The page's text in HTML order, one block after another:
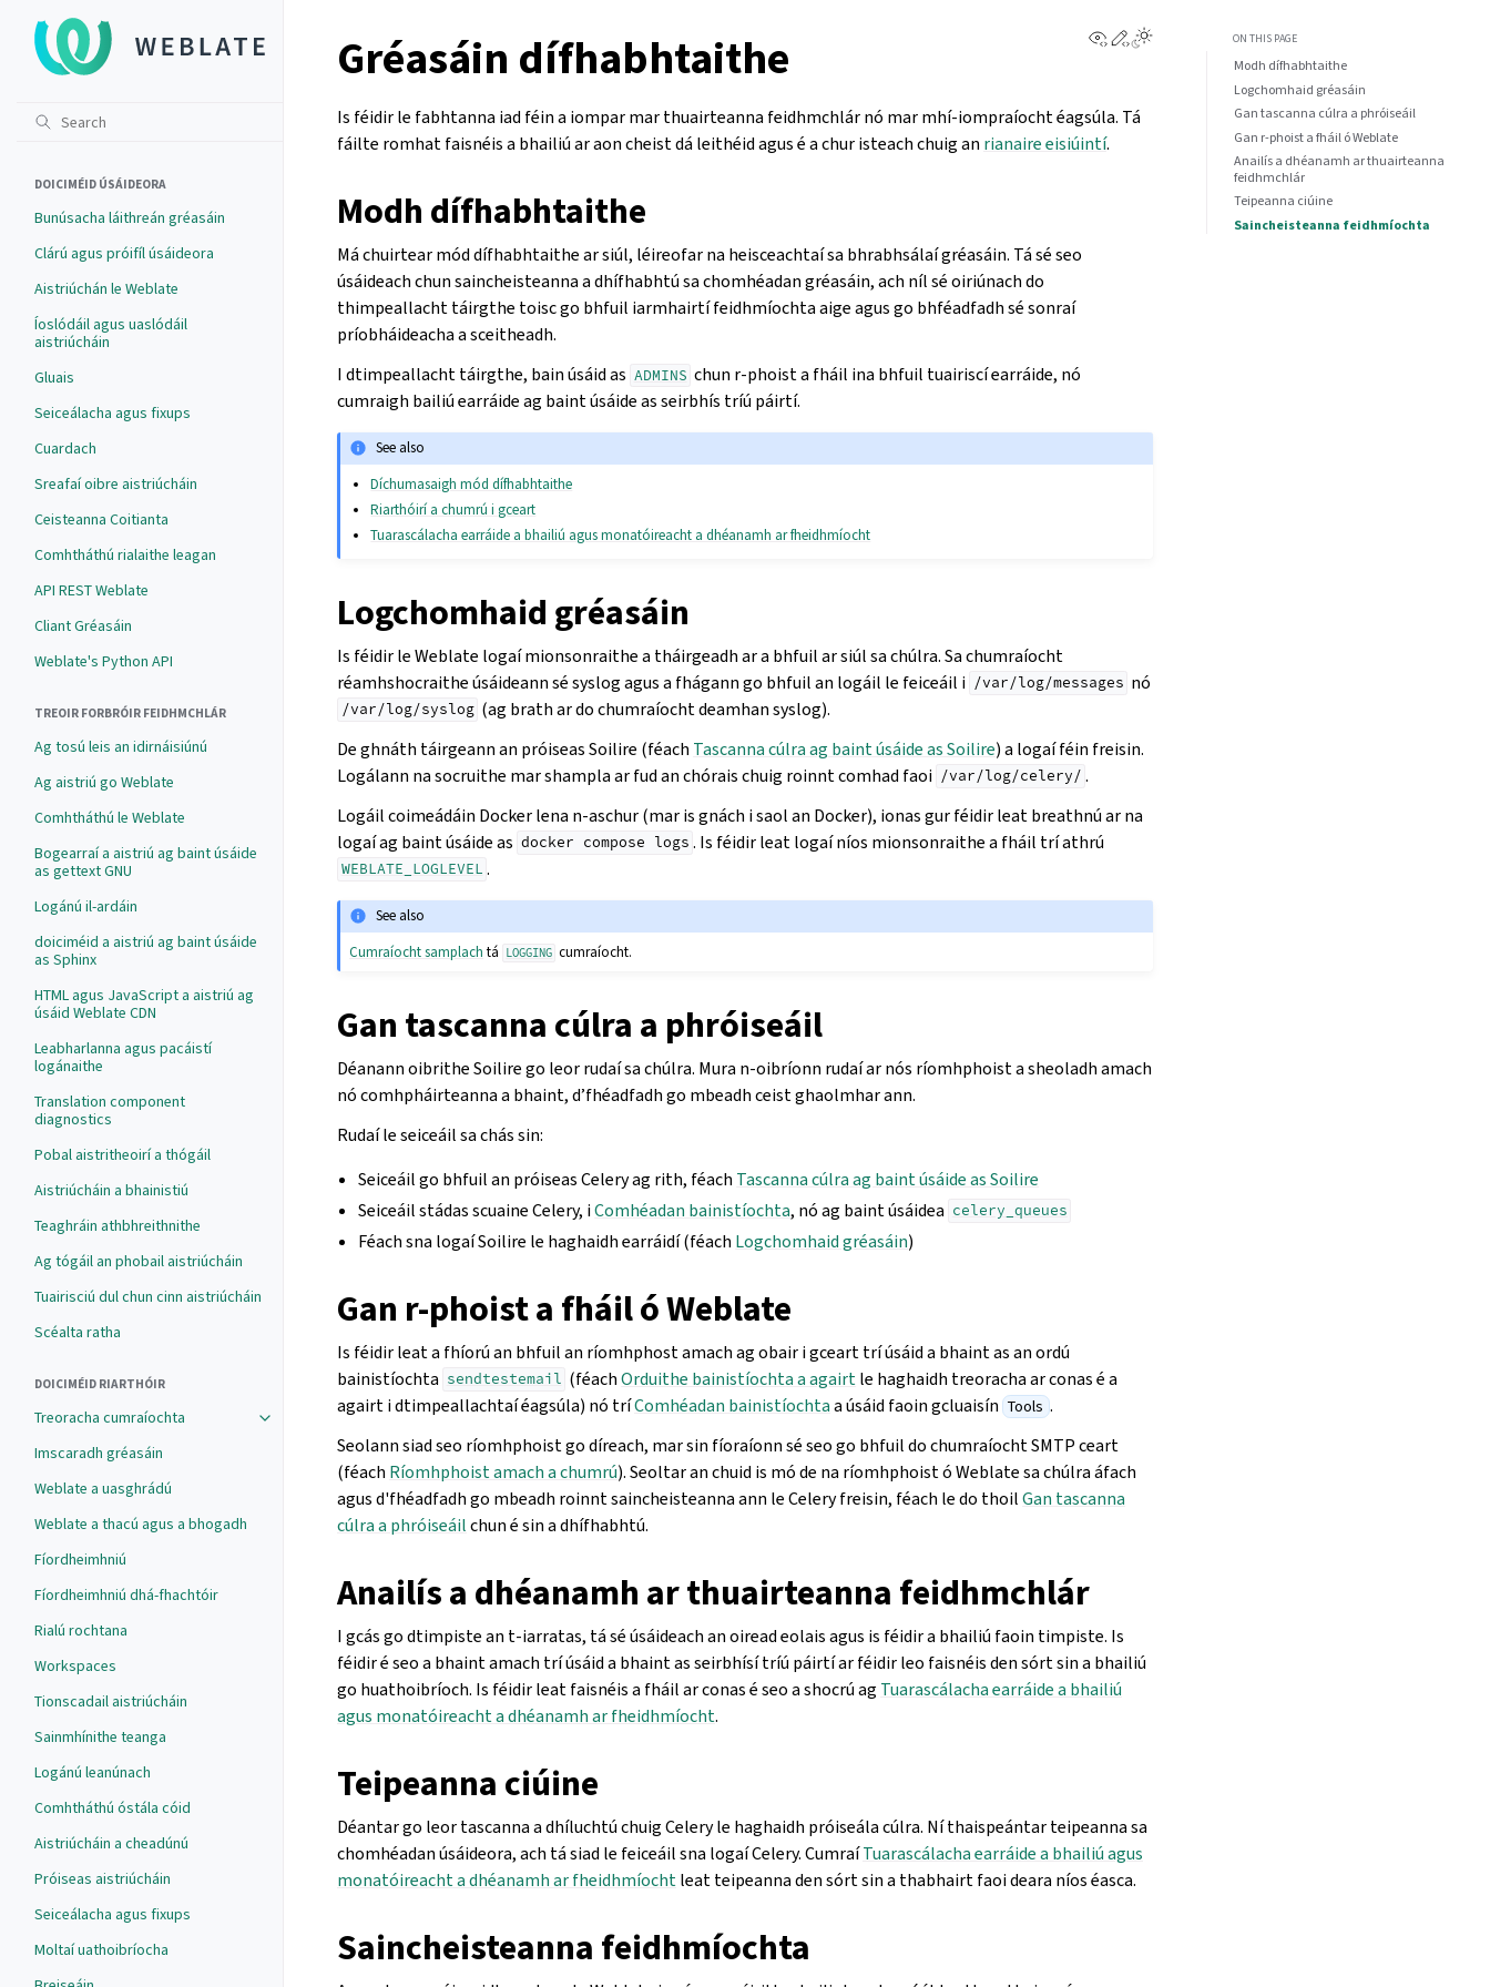
DOICIMÉID ÚSÁIDEORA
Bunúsacha láithreán gréasáin
Clárú agus próifíl úsáideora
Aistriúchán le Weblate
Íoslódáil agus uaslódáil
aistriúcháin
Gluais
Seiceálacha agus fixups
Cuardach
Sreafaí oibre aistriúcháin
Ceisteanna Coitianta
Comhtháthú rialaithe leagan
API REST Weblate
Cliant Gréasáin
Weblate's Python API
TREOIR FORBRÓIR FEIDHMCHLÁR
Ag tosú leis an idirnáisiúnú
Ag aistriú go Weblate
Comhtháthú le Weblate
Bogearraí a aistriú ag baint úsáide
as gettext GNU
Logánú il-ardáin
doiciméid a aistriú ag baint úsáide
as Sphinx
HTML agus JavaScript a aistriú ag
úsáid Weblate CDN
Leabharlanna agus pacáistí
logánaithe
Translation component
diagnostics
Pobal aistritheoirí a thógáil
Aistriúcháin a bhainistiú
Teaghráin athbhreithnithe
Ag tógáil an phobail aistriúcháin
Tuairisciú dul chun cinn aistriúcháin
Scéalta ratha
DOICIMÉID RIARTHÓIR
Treoracha cumraíochta
Imscaradh gréasáin
Weblate a uasghrádú
Weblate a thacú agus a bhogadh
Fíordheimhniú
Fíordheimhniú dhá-fhachtóir
Rialú rochtana
Workspaces
Tionscadail aistriúcháin
Sainmhínithe teanga
Logánú leanúnach
Comhtháthú óstála cóid
Aistriúcháin a cheadúnú
Próiseas aistriúcháin
Seiceálacha agus fixups
Moltaí uathoibríocha
View this page
Edit this page
Gréasáin dífhabhtaithe
Is féidir le fabhtanna iad féin a iompar mar thuairteanna feidhmchlár nó mar mhí-iompraíocht éagsúla. Tá
fáilte romhat faisnéis a bhailiú ar aon cheist dá leithéid agus é a chur isteach chuig an rianaire eisiúintí.
Modh dífhabhtaithe
Má chuirtear mód dífhabhtaithe ar siúl, léireofar na heisceachtaí sa bhrabhsálaí gréasáin. Tá sé seo
úsáideach chun saincheisteanna a dhífhabhtú sa chomhéadan gréasáin, ach níl sé oiriúnach do
thimpeallacht táirgthe toisc go bhfuil iarmhairtí feidhmíochta aige agus go bhféadfadh sé sonraí
príobháideacha a sceitheadh.
I dtimpeallacht táirgthe, bain úsáid as ADMINS chun r-phoist a fháil ina bhfuil tuairiscí earráide, nó
cumraigh bailiú earráide ag baint úsáide as seirbhís tríú páirtí.
See also
Díchumasaigh mód dífhabhtaithe
Riarthóirí a chumrú i gceart
Tuarascálacha earráide a bhailiú agus monatóireacht a dhéanamh ar fheidhmíocht
Logchomhaid gréasáin
Is féidir le Weblate logaí mionsonraithe a tháirgeadh ar a bhfuil ar siúl sa chúlra. Sa chumraíocht
réamhshocraithe úsáideann sé syslog agus a fhágann go bhfuil an logáil le feiceáil i /var/log/messages nó
/var/log/syslog (ag brath ar do chumraíocht deamhan syslog).
De ghnáth táirgeann an próiseas Soilire (féach Tascanna cúlra ag baint úsáide as Soilire) a logaí féin freisin.
Logálann na socruithe mar shampla ar fud an chórais chuig roinnt comhad faoi /var/log/celery/ .
Logáil coimeádáin Docker lena n-aschur (mar is gnách i saol an Docker), ionas gur féidir leat breathnú ar na
logaí ag baint úsáide as docker compose logs . Is féidir leat logaí níos mionsonraithe a fháil trí athrú
WEBLATE_LOGLEVEL .
See also
Cumraíocht samplach tá LOGGING cumraíocht.
Gan tascanna cúlra a phróiseáil
Déanann oibrithe Soilire go leor rudaí sa chúlra. Mura n-oibríonn rudaí ar nós ríomhphoist a sheoladh amach
nó comhpháirteanna a bhaint, d’fhéadfadh go mbeadh ceist ghaolmhar ann.
Rudaí le seiceáil sa chás sin:
Seiceáil go bhfuil an próiseas Celery ag rith, féach Tascanna cúlra ag baint úsáide as Soilire
Seiceáil stádas scuaine Celery, iComhéadan bainistíochta, nó ag baint úsáidea celery_queues
Féach sna logaí Soilire le haghaidh earráidí (féach Logchomhaid gréasáin)
Gan r-phoist a fháil ó Weblate
Is féidir leat a fhíorú an bhfuil an ríomhphost amach ag obair i gceart trí úsáid a bhaint as an ordú
bainistíochta sendtestemail (féachOrduithe bainistíochta a agairtle haghaidh treoracha ar conas é a
agairt i dtimpeallachtaí éagsúla) nó tríComhéadan bainistíochtaa úsáid faoin gcluaisín Tools .
Seolann siad seo ríomhphoist go díreach, mar sin fíoraíonn sé seo go bhfuil do chumraíocht SMTP ceart
(féach Ríomhphoist amach a chumrú). Seoltar an chuid is mó de na ríomhphoist ó Weblate sa chúlra áfach
agus d'fhéadfadh go mbeadh roinnt saincheisteanna ann le Celery freisin, féach le do thoilGan tascanna
cúlra a phróiseáilchun é sin a dhífhabhtú.
Anailís a dhéanamh ar thuairteanna feidhmchlár
I gcás go dtimpiste an t-iarratas, tá sé úsáideach an oiread eolais agus is féidir a bhailiú faoin timpiste. Is
féidir é seo a bhaint amach trí úsáid a bhaint as seirbhísí tríú páirtí ar féidir leo faisnéis den sórt sin a bhailiú
go huathoibríoch. Is féidir leat faisnéis a fháil ar conas é seo a shocrú ag Tuarascálacha earráide a bhailiú
agus monatóireacht a dhéanamh ar fheidhmíocht.
Teipeanna ciúine
Déantar go leor tascanna a dhíluchtú chuig Celery le haghaidh próiseála cúlra. Ní thaispeántar teipeanna sa
chomhéadan úsáideora, ach tá siad le feiceáil sna logaí Celery. CumraíTuarascálacha earráide a bhailiú agus
monatóireacht a dhéanamh ar fheidhmíochtleat teipeanna den sórt sin a thabhairt faoi deara níos éasca.
Saincheisteanna feidhmíochta
ON THIS PAGE
Modh dífhabhtaithe
Logchomhaid gréasáin
Gan tascanna cúlra a phróiseáil
Gan r-phoist a fháil ó Weblate
Anailís a dhéanamh ar thuairteanna
feidhmchlár
Teipeanna ciúine
Saincheisteanna feidhmíochta